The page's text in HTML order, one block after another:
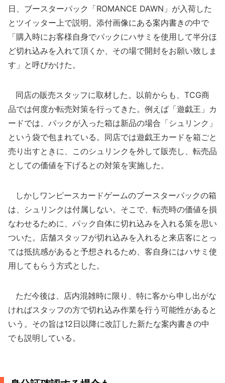
日、ブースターパック「ROMANCE DAWN」が入荷した
とツイッター上で説明。添付画像にある案内書きの中で
「購入時にお客様自身でパックにハサミを使用して半分ほ
ど切れ込みを入れて頂くか、その場で開封をお願い致しま
す」と呼びかけた。
同店の販売スタッフに取材した。以前からも、TCG商
品では何度か転売対策を行ってきた。例えば「遊戯王」カ
ードでは、パックが入った箱は新品の場合「シュリンク」
という袋で包まれている。同店では遊戯王カードを箱ごと
売り出すときに、このシュリンクを外して販売し、転売品
としての価値を下げるとの対策を実施した。
しかしワンピースカードゲームのブースターパックの箱
は、シュリンクは付属しない。そこで、転売時の価値を損
なわせるために、パック自体に切れ込みを入れる策を思い
ついた。店舗スタッフが切れ込みを入れると来店客にとっ
ては抵抗感があると予想されるため、客自身にはハサミ使
用してもらう方式とした。
ただ今後は、店内混雑時に限り、特に客から申し出がな
ければスタッフの方で切れ込み作業を行う可能性があると
いう。その旨は12日以降に改訂した新たな案内書きの中
でも説明している。